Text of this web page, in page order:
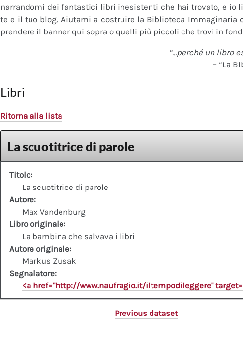
narrandomi dei fantastici libri inesistenti che hai trovato, e io
te e il tuo blog. Aiutami a costruire la Biblioteca Immaginaria
prendere il banner qui sopra o quelli più piccoli che trovi in
“…perché un libro
– “La
Libri
Ritorna alla lista
La scuotitrice di parole
Titolo:
La scuotitrice di parole
Autore:
Max Vandenburg
Libro originale:
La bambina che salvava i libri
Autore originale:
Markus Zusak
Segnalatore:
<a href="http://www.naufragio.it/iltempodileggere"
Previous dataset